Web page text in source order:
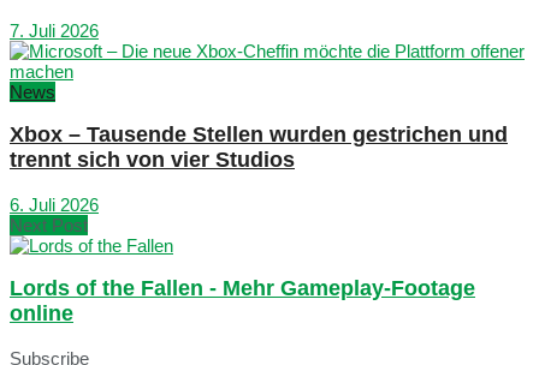
7. Juli 2026
News
Xbox – Tausende Stellen wurden gestrichen und
trennt sich von vier Studios
6. Juli 2026
Next Post
Lords of the Fallen - Mehr Gameplay-Footage
online
Subscribe